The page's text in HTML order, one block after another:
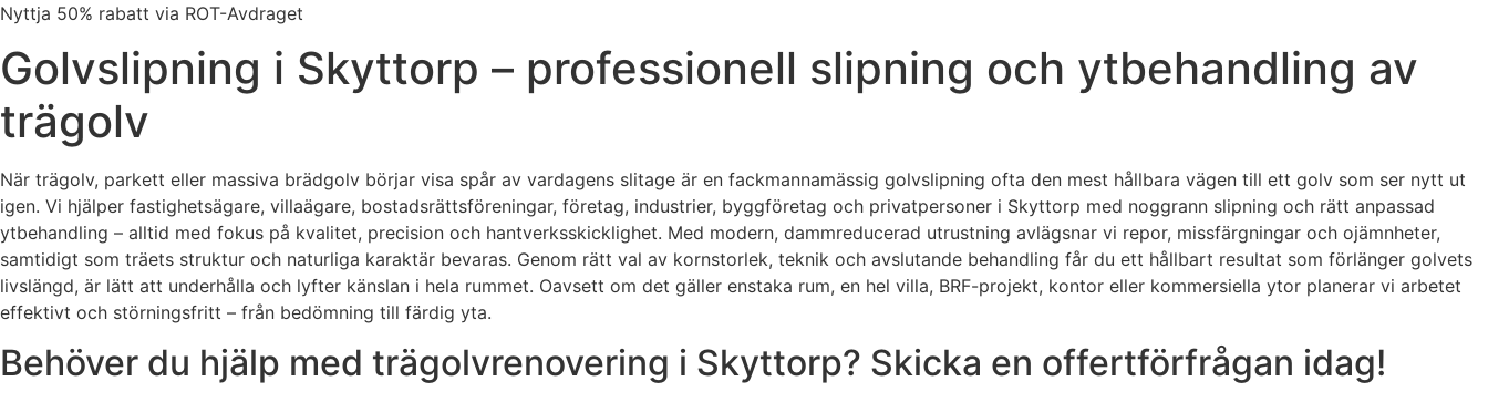
Nyttja 50% rabatt via ROT-Avdraget
Golvslipning i Skyttorp – professionell slipning och ytbehandling av
trägolv
När trägolv, parkett eller massiva brädgolv börjar visa spår av vardagens slitage är en fackmannamässig golvslipning ofta den mest hållbara vägen till ett golv som ser nytt ut
igen. Vi hjälper fastighetsägare, villaägare, bostadsrättsföreningar, företag, industrier, byggföretag och privatpersoner i Skyttorp med noggrann slipning och rätt anpassad
ytbehandling – alltid med fokus på kvalitet, precision och hantverksskicklighet. Med modern, dammreducerad utrustning avlägsnar vi repor, missfärgningar och ojämnheter,
samtidigt som träets struktur och naturliga karaktär bevaras. Genom rätt val av kornstorlek, teknik och avslutande behandling får du ett hållbart resultat som förlänger golvets
livslängd, är lätt att underhålla och lyfter känslan i hela rummet. Oavsett om det gäller enstaka rum, en hel villa, BRF-projekt, kontor eller kommersiella ytor planerar vi arbetet
effektivt och störningsfritt – från bedömning till färdig yta.
Behöver du hjälp med trägolvrenovering i Skyttorp? Skicka en offertförfrågan idag!